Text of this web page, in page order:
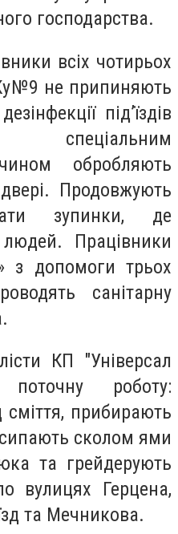
господарства.
всіх чотирьох
не припиняють
під’їздів
спеціальним
обробляють
Продовжують
зупинки, де
Працівники
з допомоги трьох
санітарну
КП "Універсал
роботу:
прибирають
сколом ями
та грейдерують
вулицях Герцена,
та Мечникова.